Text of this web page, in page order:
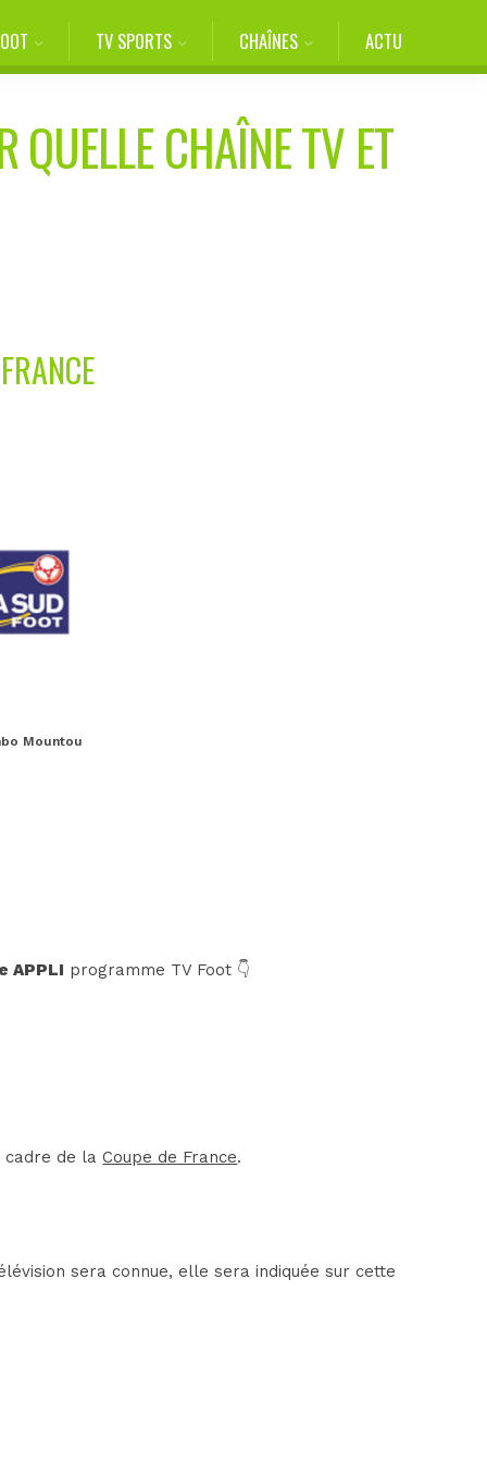
TV SPORTS CHAÎNES ACTU
QUELLE CHAÎNE TV ET
Mountou
APPLI programme TV Foot 👇
cadre de laCoupe de France.
sera connue, elle sera indiquée sur cette